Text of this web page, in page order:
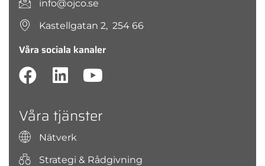
info@ojco.se
Kastellgatan 2, 254 66
Våra sociala kanaler
Våra tjänster
Nätverk
Strategi & Rådgivning